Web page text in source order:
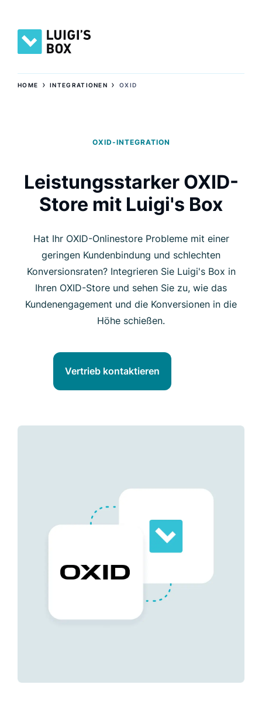
HOME ›INTEGRATIONEN › OXID
OXID-INTEGRATION
Leistungsstarker OXID-
Store mit Luigi's Box
Hat Ihr OXID-Onlinestore Probleme mit einer
geringen Kundenbindung und schlechten
Konversionsraten? Integrieren Sie Luigi's Box in
Ihren OXID-Store und sehen Sie zu, wie das
Kundenengagement und die Konversionen in die
Höhe schießen.
Vertrieb kontaktieren